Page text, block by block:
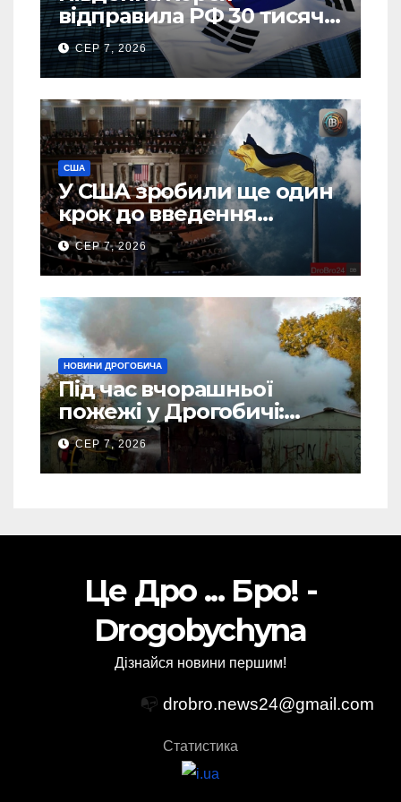
відправила РФ 30 тисяч
тонн авіапалива
СЕР 7, 2026
США
У США зробили ще один
крок до введення
“пекельних санкцій”
проти Росії
СЕР 7, 2026
НОВИНИ ДРОГОБИЧА
Під час вчорашньої
пожежі у Дрогобичі:
“врятовано” 4 гаражі
(Відео)
СЕР 7, 2026
Це Дро ... Бро! -
Drogobychyna
Дізнайся новини першим!
📭 drobro.news24@gmail.com
Статистика